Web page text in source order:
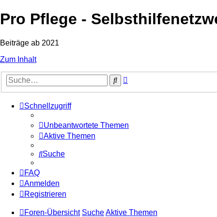
Pro Pflege -
Beiträge ab 2021
Zum Inhalt
Suche
Schnellzugriff
Unbeantwortete Themen
Aktive Themen
Suche
FAQ
Anmelden
Registrieren
Foren-Übersicht SucheAktive Themen